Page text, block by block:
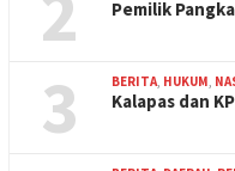
Pemilik
3 BERITA, HUKUM,
Kalapas dan